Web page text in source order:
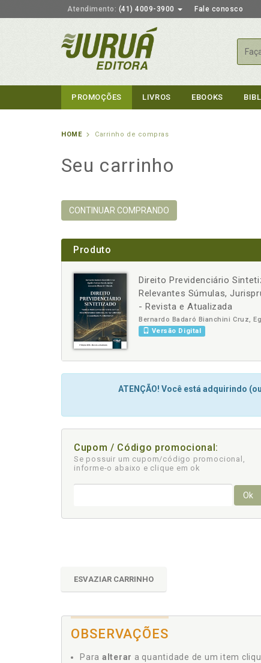
Atendimento: (41) 4009-3900 Fale conosco
PROMOÇÕES LIVROS EBOOKS
HOME Carrinho de compras
Seu carrinho
CONTINUAR COMPRANDO
Produto
Direito Previdenciário
Relevantes Súmulas,
- Revista e Atualizada
Bernardo Badaró Bianchini Cruz,
Versão Digital
-
ATENÇÃO! Você está adquirindo
Cupom / Código promocional:
Se possuir um cupom/código promocional,
informe-o abaixo e clique em ok
Ok
ESVAZIAR CARRINHO
OBSERVAÇÕES
Para alterar a quantidade de um item